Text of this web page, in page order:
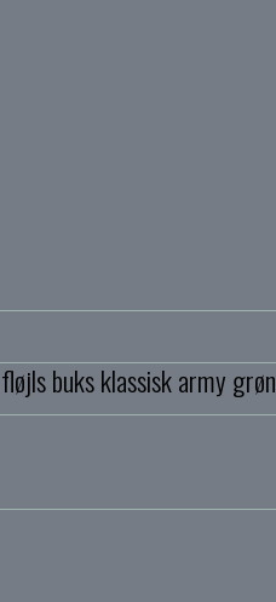
buks klassisk army grøn